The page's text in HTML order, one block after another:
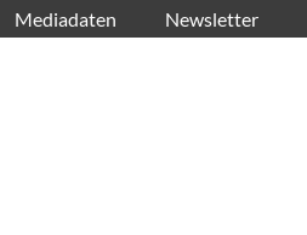
Mediadaten Newsletter